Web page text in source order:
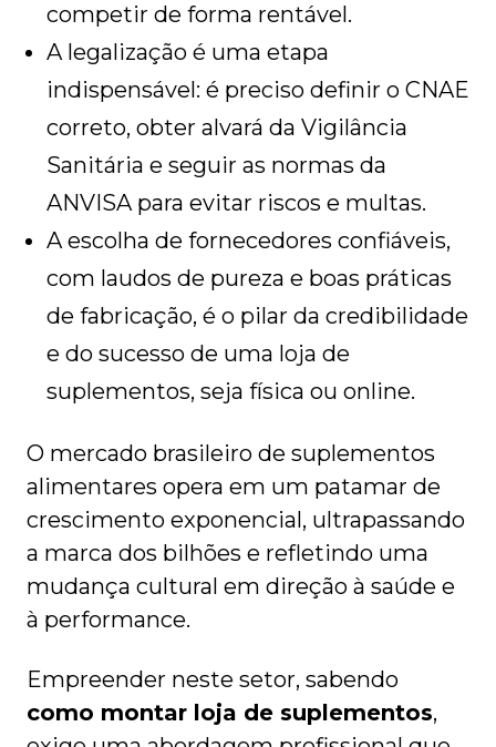
competir de forma rentável.
A legalização é uma etapa
indispensável: é preciso definir o CNAE
correto, obter alvará da Vigilância
Sanitária e seguir as normas da
ANVISA para evitar riscos e multas.
A escolha de fornecedores confiáveis,
com laudos de pureza e boas práticas
de fabricação, é o pilar da credibilidade
e do sucesso de uma loja de
suplementos, seja física ou online.
O mercado brasileiro de suplementos
alimentares opera em um patamar de
crescimento exponencial, ultrapassando
a marca dos bilhões e refletindo uma
mudança cultural em direção à saúde e
à performance.
Empreender neste setor, sabendo
como montar loja de suplementos,